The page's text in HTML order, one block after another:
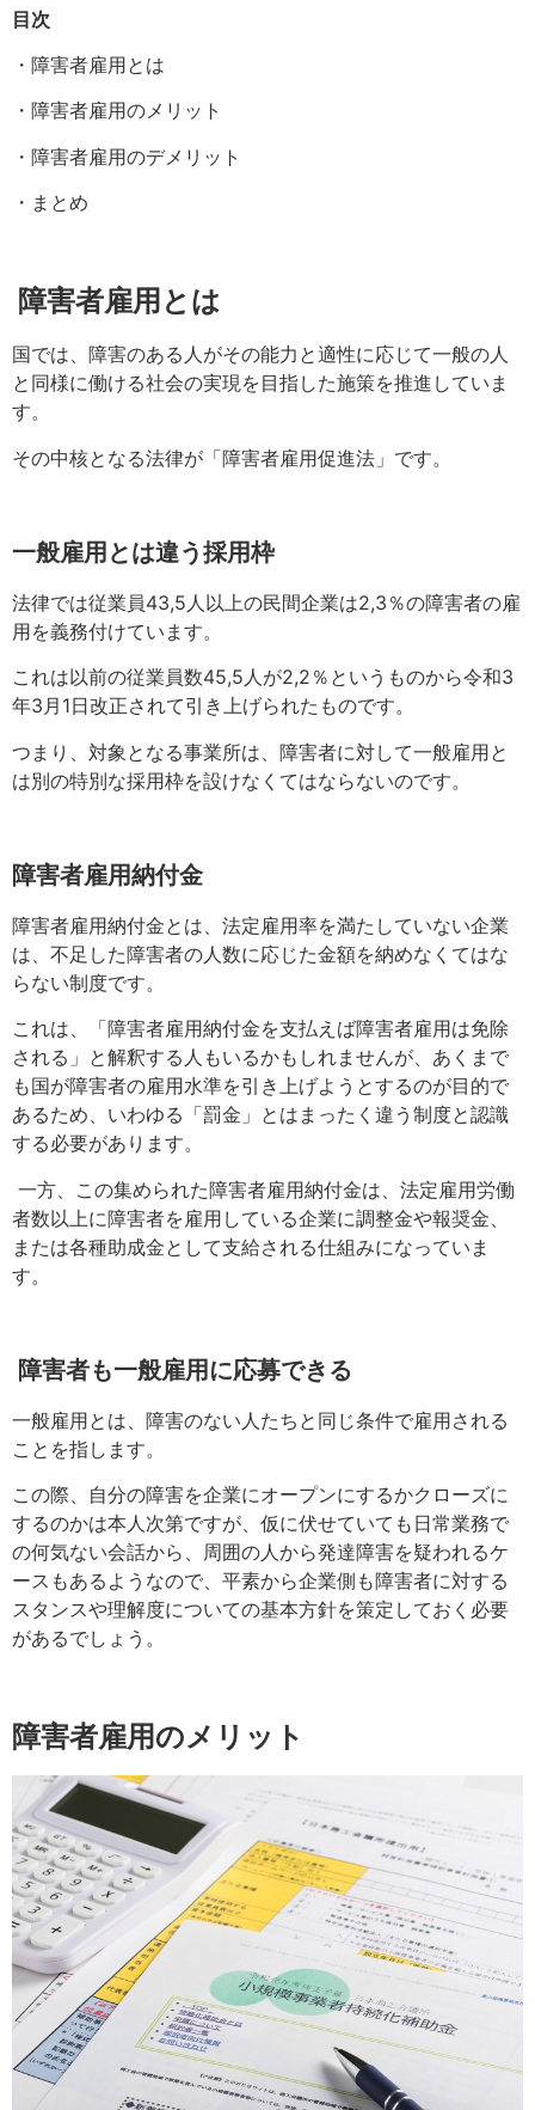
目次
・障害者雇用とは
・障害者雇用のメリット
・障害者雇用のデメリット
・まとめ
障害者雇用とは
国では、障害のある人がその能力と適性に応じて一般の人
と同様に働ける社会の実現を目指した施策を推進していま
す。
その中核となる法律が「障害者雇用促進法」です。
一般雇用とは違う採用枠
法律では従業員43,5 人以上の民間企業は2,3％の障害者の雇
用を義務付けています。
これは以前の従業員数45,5人が2,2％というものから令和3
年3月1日改正されて引き上げられたものです。
つまり、対象となる事業所は、障害者に対して一般雇用と
は別の特別な採用枠を設けなくてはならないのです。
障害者雇用納付金
障害者雇用納付金とは、 法定雇用率を満たしていない企業
は、不足した障害者の人数に応じた金額を納めなくてはな
らない制度です。
これは、「障害者雇用納付金を支払えば障害者雇用は免除
される」と解釈する人もいるかも しれませんが、 あくまで
も国が障害者の雇用水準を引き上げようとするのが目的で
あるため、いわゆる「罰金」とはまったく違う制度と認識
する必要があります。
一方、この集められた障害者雇用納付金は、法定雇用労働
者数以上に障害者を雇用している企業に調整金や報奨金、
または各種助成金として支給される仕組みになっていま
す。
障害者も一般雇用に応募できる
一般雇用とは、障害のない人たちと同じ条件で雇用される
ことを指します。
この際、自分の障害を企業にオープンにするかクローズに
するのかは本人次第ですが、仮に伏せていても日常業務で
の何気ない会話から、周囲の人から発達障害を疑われるケ
ースもあるようなので、平素から企業側も障害者に対する
スタンスや理解度についての基本方針を策定しておく必要
があるでしょう 。
障害者雇用のメリット